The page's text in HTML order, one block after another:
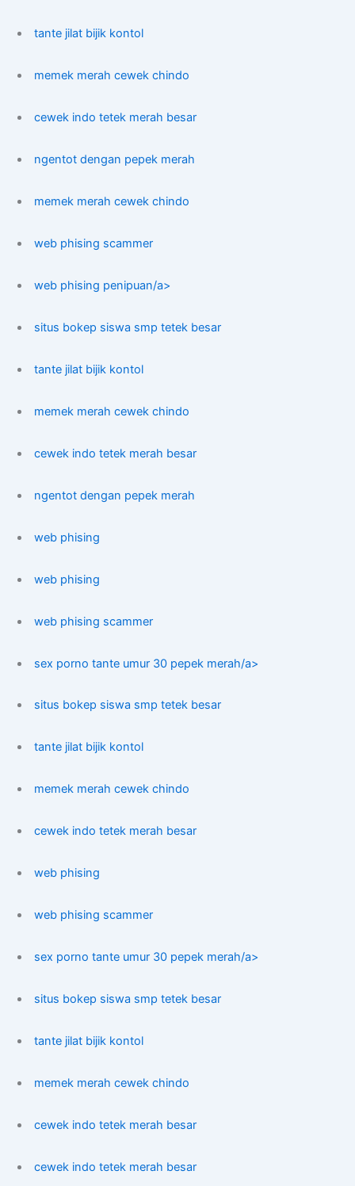
tante jilat bijik kontol
memek merah cewek chindo
cewek indo tetek merah besar
ngentot dengan pepek merah
memek merah cewek chindo
web phising scammer
web phising penipuan/a>
situs bokep siswa smp tetek besar
tante jilat bijik kontol
memek merah cewek chindo
cewek indo tetek merah besar
ngentot dengan pepek merah
web phising
web phising
web phising scammer
sex porno tante umur 30 pepek merah/a>
situs bokep siswa smp tetek besar
tante jilat bijik kontol
memek merah cewek chindo
cewek indo tetek merah besar
web phising
web phising scammer
sex porno tante umur 30 pepek merah/a>
situs bokep siswa smp tetek besar
tante jilat bijik kontol
memek merah cewek chindo
cewek indo tetek merah besar
cewek indo tetek merah besar